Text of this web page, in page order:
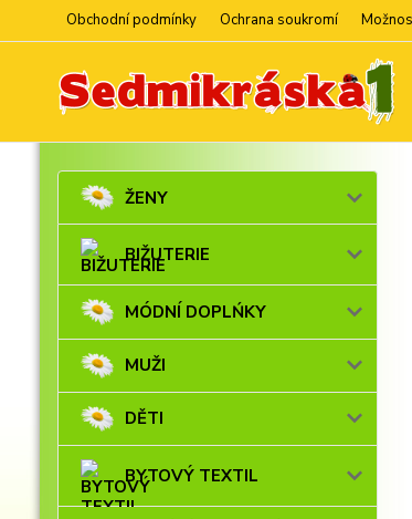
Obchodní podmínky Ochrana soukromí
ŽENY
BIŽUTERIE
MÓDNÍ DOPLŃKY
MUŽI
DĚTI
BYTOVÝ TEXTIL